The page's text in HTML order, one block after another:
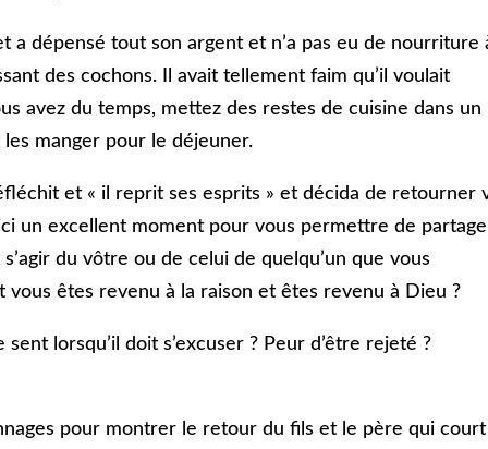
a dépensé tout son argent et n’a pas eu de nourriture
des cochons. Il avait tellement faim qu’il voulait
avez du temps, mettez des restes de cuisine dans un
manger pour le déjeuner.
et « il reprit ses esprits » et décida de retourner
un excellent moment pour vous permettre de
du vôtre ou de celui de quelqu’un que vous
vous êtes revenu à la raison et êtes revenu à Dieu ?
lorsqu’il doit s’excuser ? Peur d’être rejeté ?
pour montrer le retour du fils et le père qui court